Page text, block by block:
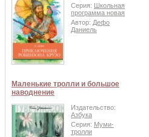
Серия: Школьная
программа новая
Автор: Дефо
Даниель
Маленькие тролли и большое
наводнение
Издательство:
Азбука
Серия: Муми-
тролли